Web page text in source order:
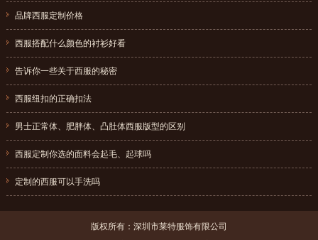
品牌西服定制价格
{dede:field.pubdate function="MyDate('Y-m-d',@me)"/}
西服搭配什么颜色的衬衫好看
告诉你一些关于西服的秘密
西服纽扣的正确扣法
{dede:field.pubdate function="MyDate('Y-m-d',@me)"/}
男士正常体、肥胖体、凸肚体西服版型的区别
{dede:field.pubdate function="MyDate('Y-m-d',@me)"/}
西服定制你选的面料会起毛、起球吗
定制的西服可以手洗吗
版权所有：深圳市莱特服饰有限公司